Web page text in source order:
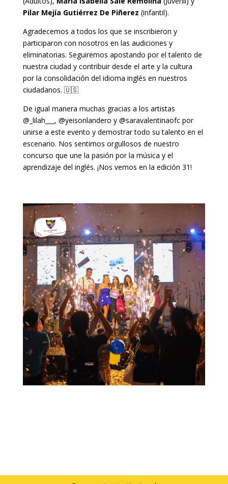
Pilar Mejía Gutiérrez De Piñerez (infantil).
Agradecemos a todos los que se inscribieron y
participaron con nosotros en las audiciones y
eliminatorias. Seguiremos apostando por el talento de
nuestra ciudad y contribuir desde el arte y la cultura
por la consolidación del idioma inglés en nuestros
ciudadanos. 🇺🇸
De igual manera muchas gracias a los artistas
@_lilah___, @yeisonlandero y @saravalentinaofc por
unirse a este evento y demostrar todo su talento en el
escenario. Nos sentimos orgullosos de nuestro
concurso que une la pasión por la música y el
aprendizaje del inglés. ¡Nos vemos en la edición 31!